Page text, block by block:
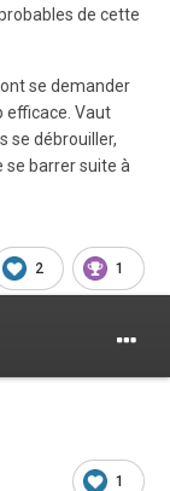
de cette
se demander
efficace. Vaut
se débrouiller,
se barrer suite à
2 1
1